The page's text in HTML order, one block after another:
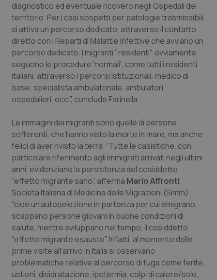
diagnostico ed eventuale ricovero negli Ospedali del
territorio. Per i casi sospetti per patologie trasmissibili,
si attiva un percorso dedicato, attraverso il contatto
diretto con i Reparti di Malattie Infettive che avviano un
percorso dedicato. I migranti "residenti" ovviamente
seguono le procedure 'normali', come tutti i residenti
italiani, attraverso i percorsi istituzionali: medico di
base, specialista ambulatoriale, ambulatori
ospedalieri, ecc.”, conclude Farinella.
Le immagini dei migranti sono quelle di persone
sofferenti, che hanno visto la morte in mare, ma anche
felici di aver rivisto la terra. “Tutte le casistiche, con
particolare riferimento agli immigrati arrivati negli ultimi
anni, evidenziano la persistenza del cosiddetto
“effetto migrante sano”, afferma Mario Affronti,
Società Italiana di Medicina delle Migrazioni (Simm)
“cioè un’autoselezione in partenza per cui emigrano,
scappano persone giovani in buone condizioni di
salute, mentre sviluppano nel tempo, il cosiddetto
“effetto migrante esausto”. Infatti, al momento delle
prime visite all’arrivo in Italia si osservano
problematiche relative al percorso di fuga come ferite,
ustioni, disidratazione, ipotermia, colpi di calore/sole,